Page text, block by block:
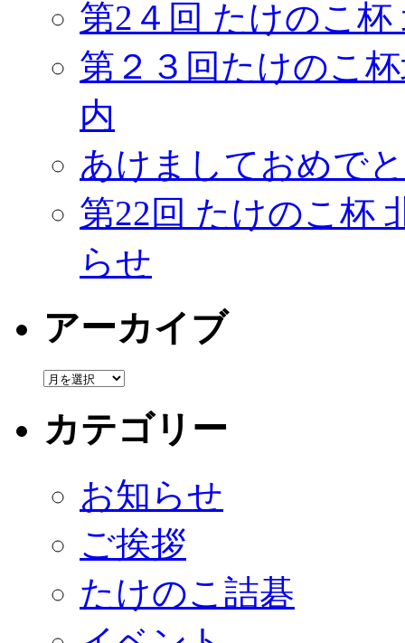
第2４回 たけのこ
第２３回たけのこ
内
あけましておめで
第22回 たけのこ杯
らせ
アーカイブ
カテゴリー
お知らせ
ご挨拶
たけのこ詰碁